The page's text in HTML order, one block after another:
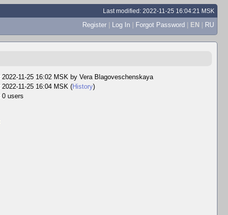
Last modified: 2022-11-25 16:04:21 MSK
Register | Log In | Forgot Password | EN | RU
2022-11-25 16:02 MSK by Vera Blagoveschenskaya
2022-11-25 16:04 MSK (History)
0 users